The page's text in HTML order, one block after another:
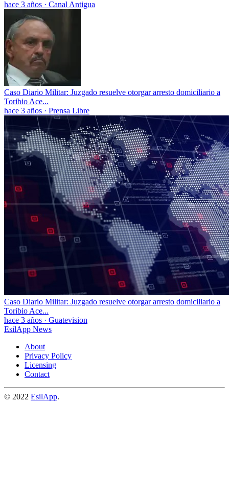
hace 3 años · Canal Antigua
Caso Diario Militar: Juzgado resuelve otorgar arresto domiciliario a
Toribio Ace...
hace 3 años · Prensa Libre
Caso Diario Militar: Juzgado resuelve otorgar arresto domiciliario a
Toribio Ace...
hace 3 años · Guatevision
EsilApp News
About
Privacy Policy
Licensing
Contact
© 2022 EsilApp.